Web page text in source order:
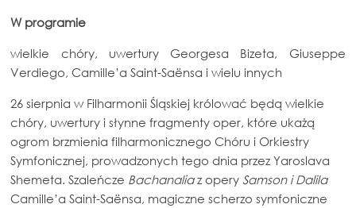
W programie
wielkie chóry, uwertury Georgesa Bizeta, Giuseppe
Verdiego, Camille’a Saint-Saënsa i wielu innych
26 sierpnia w Filharmonii Śląskiej królować będą wielkie
chóry, uwertury i słynne fragmenty oper, które ukażą
ogrom brzmienia filharmonicznego Chóru i Orkiestry
Symfonicznej, prowadzonych tego dnia przez Yaroslava
Shemeta. Szaleńcze Bachanaliaz opery Samson i Dalila
Camille’a Saint-Saënsa, magiczne scherzo symfoniczne